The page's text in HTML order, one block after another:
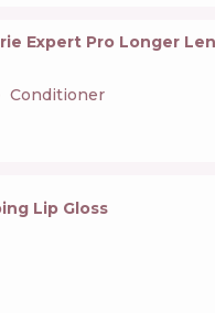
Expert Pro Longer
Conditioner
Lip Gloss